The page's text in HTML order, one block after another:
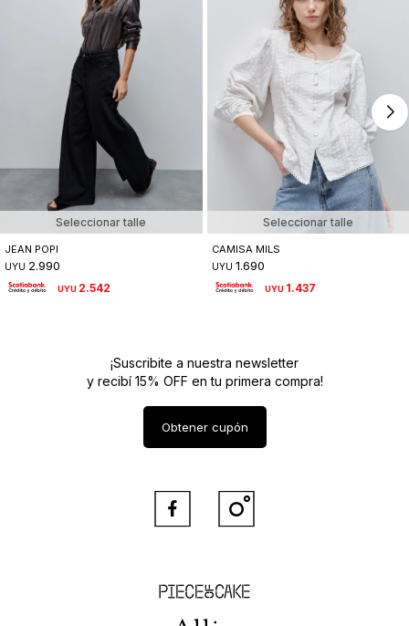
Seleccionar talle
JEAN POPI
UYU 2.990
UYU 2.542
Seleccionar talle
CAMISA MILS
UYU 1.690
UYU 1.437
Piece of Cake
Allie
¡Suscribite a nuestra newsletter
y recibí 15% OFF en tu primera compra!
Obtener cupón
 